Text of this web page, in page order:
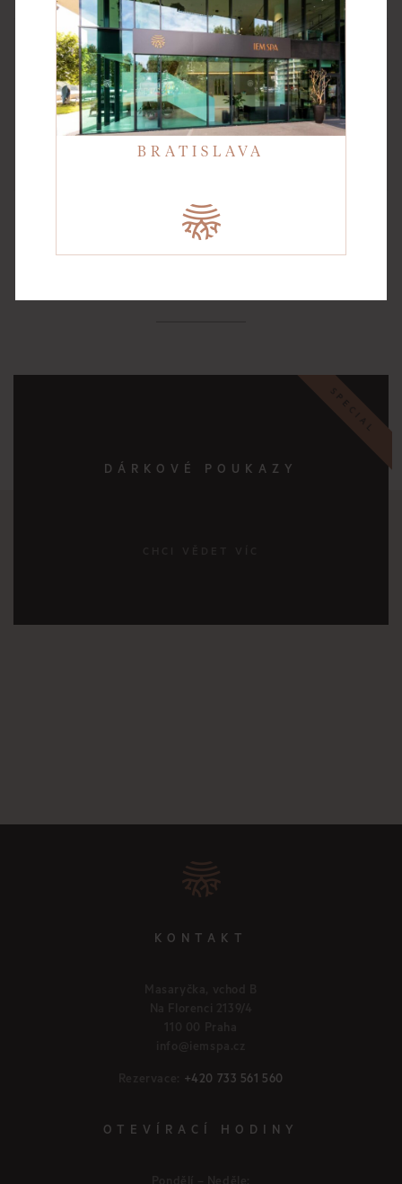
MASSAGE
THERAPY
MANICURE
PEDICURE
SPECIAL
DÁRKOVÉ POUKAZY
KONTAKT
+420 733 561 560
OTEVÍRACÍ HODINY
BRATISLAVA